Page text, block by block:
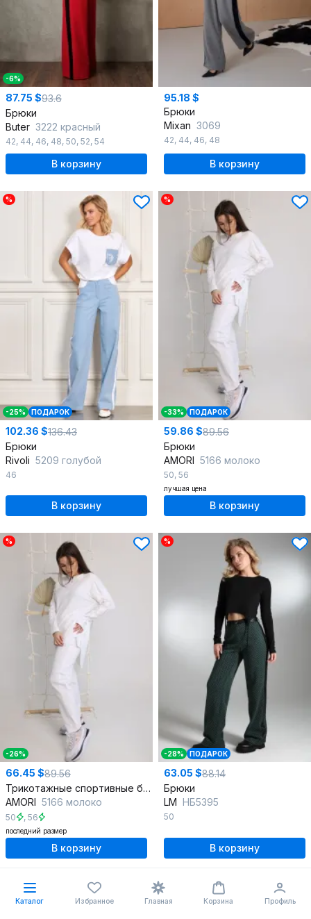
-6%
87.75 $93.6
Брюки
Butеr 3222 красный
42, 44, 46, 48, 50, 52, 54
В корзину
95.18 $
Брюки
Mixan 3069
42, 44, 46, 48
В корзину
%
-25% ПОДАРОК
102.36 $136.43
Брюки
Rivoli 5209 голубой
46
В корзину
%
-33% ПОДАРОК
59.86 $89.56
Брюки
AMORI 5166 молоко
50, 56
лучшая цена
В корзину
%
-26%
66.45 $89.56
Трикотажные спортивные брюки из хлопка с карманами
AMORI 5166 молоко
50 , 56
последний размер
В корзину
%
-28% ПОДАРОК
63.05 $88.14
Брюки
LM НБ5395
50
В корзину
Отзывы
Каталог Избранное Главная Корзина Профиль